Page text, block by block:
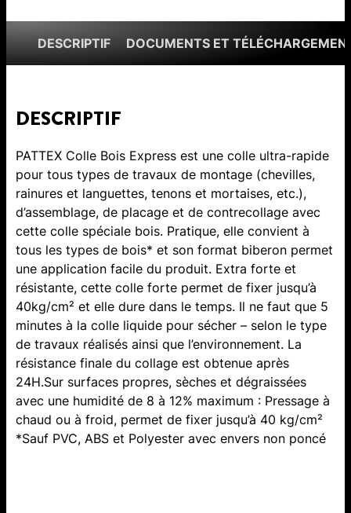
DESCRIPTIF DOCUMENTS ET
DESCRIPTIF
PATTEX Colle Bois Express est une colle ultra-rapide
pour tous types de travaux de montage (chevilles,
rainures et languettes, tenons et mortaises, etc.),
d’assemblage, de placage et de contrecollage avec
cette colle spéciale bois. Pratique, elle convient à
tous les types de bois* et son format biberon permet
une application facile du produit. Extra forte et
résistante, cette colle forte permet de fixer jusqu’à
40kg/cm² et elle dure dans le temps. Il ne faut que 5
minutes à la colle liquide pour sécher – selon le type
de travaux réalisés ainsi que l’environnement. La
résistance finale du collage est obtenue après
24H.Sur surfaces propres, sèches et dégraissées
avec une humidité de 8 à 12% maximum : Pressage à
chaud ou à froid, permet de fixer jusqu’à 40 kg/cm²
*Sauf PVC, ABS et Polyester avec envers non poncé